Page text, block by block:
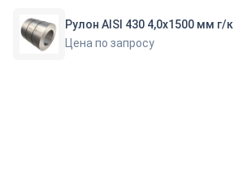
Рулон AISI 430 4,0х1500 мм г/к
Цена по запросу